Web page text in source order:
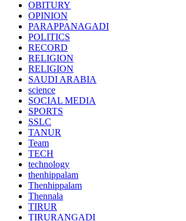
OBITURY
OPINION
PARAPPANAGADI
POLITICS
RECORD
RELIGION
RELIGION
SAUDI ARABIA
science
SOCIAL MEDIA
SPORTS
SSLC
TANUR
Team
TECH
technology
thenhippalam
Thenhippalam
Thennala
TIRUR
TIRURANGADI